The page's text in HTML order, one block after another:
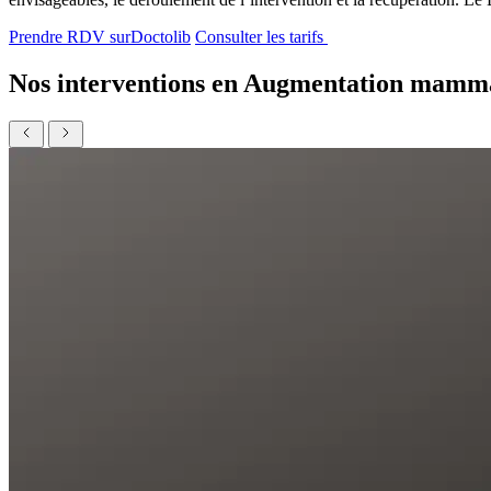
Prendre RDV surDoctolib Consulter les tarifs
Nos interventions en Augmentation